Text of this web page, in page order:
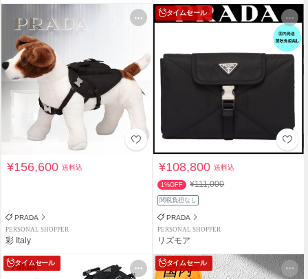
¥156,600送料込
PRADA
PERSONAL SHOPPER
彩 Italy
タイムセール
¥108,800送料込
1%OFF ¥111,000
関税負担なし
PRADA
PERSONAL SHOPPER
リズモア
タイムセール タイムセール